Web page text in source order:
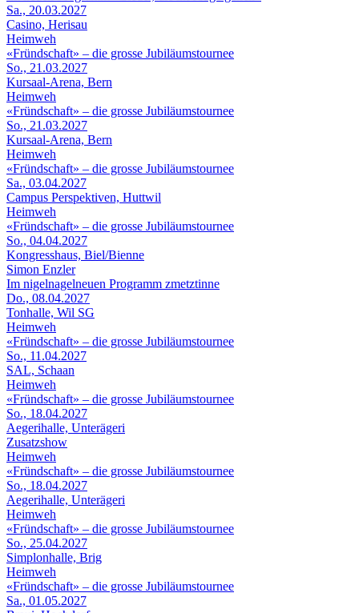
Sa., 20.03.2027
Casino, Herisau
Heimweh
«Fründschaft» – die grosse Jubiläumstournee
So., 21.03.2027
Kursaal-Arena, Bern
Heimweh
«Fründschaft» – die grosse Jubiläumstournee
So., 21.03.2027
Kursaal-Arena, Bern
Heimweh
«Fründschaft» – die grosse Jubiläumstournee
Sa., 03.04.2027
Campus Perspektiven, Huttwil
Heimweh
«Fründschaft» – die grosse Jubiläumstournee
So., 04.04.2027
Kongresshaus, Biel/Bienne
Simon Enzler
Im nigelnagelneuen Programm zmetztinne
Do., 08.04.2027
Tonhalle, Wil SG
Heimweh
«Fründschaft» – die grosse Jubiläumstournee
So., 11.04.2027
SAL, Schaan
Heimweh
«Fründschaft» – die grosse Jubiläumstournee
So., 18.04.2027
Aegerihalle, Unterägeri
Zusatzshow
Heimweh
«Fründschaft» – die grosse Jubiläumstournee
So., 18.04.2027
Aegerihalle, Unterägeri
Heimweh
«Fründschaft» – die grosse Jubiläumstournee
So., 25.04.2027
Simplonhalle, Brig
Heimweh
«Fründschaft» – die grosse Jubiläumstournee
Sa., 01.05.2027